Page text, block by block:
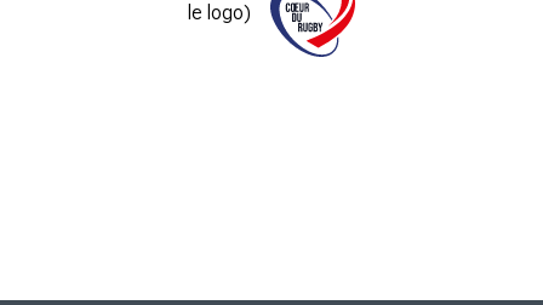
le logo)